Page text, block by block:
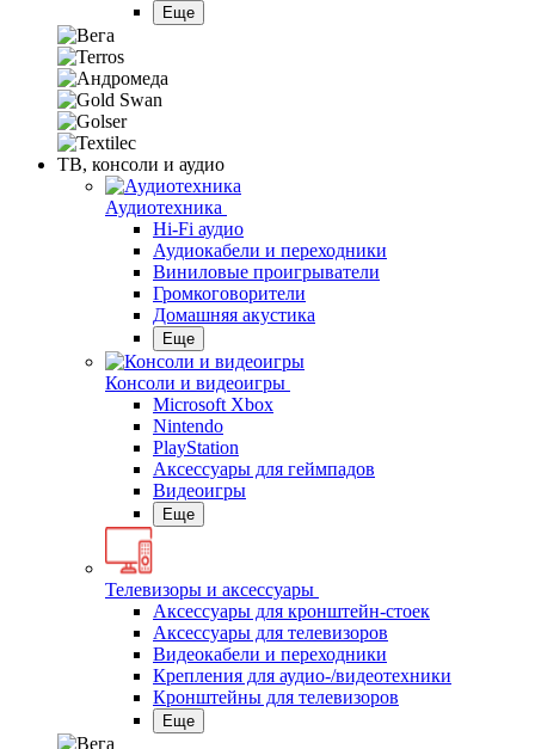
Еще
ТВ, консоли и аудио
Аудиотехника
Hi-Fi аудио
Аудиокабели и переходники
Виниловые проигрыватели
Громкоговорители
Домашняя акустика
Еще
Консоли и видеоигры
Microsoft Xbox
Nintendo
PlayStation
Аксессуары для геймпадов
Видеоигры
Еще
Телевизоры и аксессуары
Аксессуары для кронштейн-стоек
Аксессуары для телевизоров
Видеокабели и переходники
Крепления для аудио-/видеотехники
Кронштейны для телевизоров
Еще